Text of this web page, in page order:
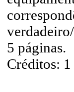
5 páginas.
Créditos: 1